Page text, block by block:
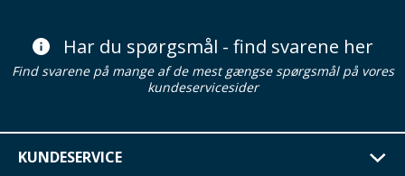
Har du spørgsmål - find svarene her
Find svarene på mange af de mest gængse spørgsmål på vores
kundeservicesider
KUNDESERVICE